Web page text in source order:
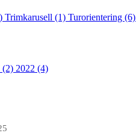
Trimkarusell (1) Turorientering (6)
(2) 2022 (4)